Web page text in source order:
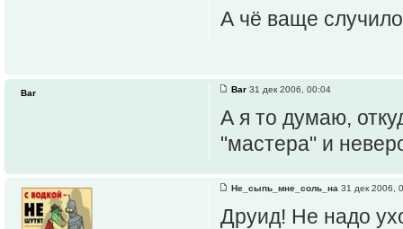
А чё ваще
Bar 31 дек 2006, 00:04
А я то думаю,
"мастера" и
Bar
Не_сыпь_мне_соль_на 31 дек 2006,
Друид! Не надо